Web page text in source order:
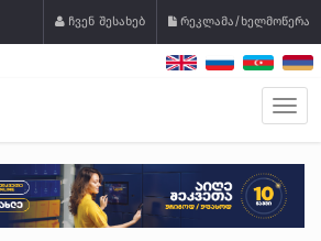
ჩვენ შესახებ რეკლამა/ხელმოწერა